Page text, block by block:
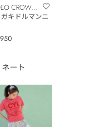
CROWNS
BOWL
キドルマンニ
ート